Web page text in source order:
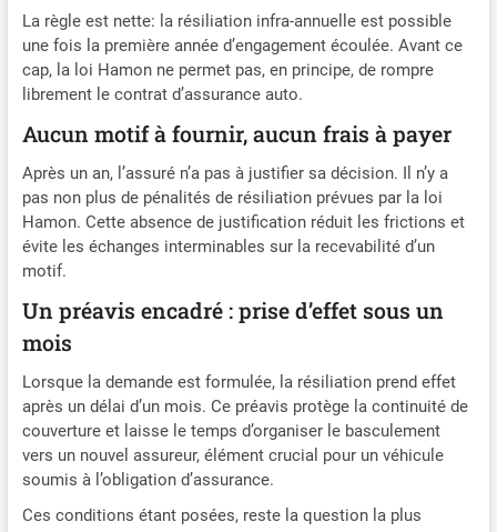
La règle est nette: la résiliation infra-annuelle est possible
une fois la première année d’engagement écoulée. Avant ce
cap, la loi Hamon ne permet pas, en principe, de rompre
librement le contrat d’assurance auto.
Aucun motif à fournir, aucun frais à payer
Après un an, l’assuré n’a pas à justifier sa décision. Il n’y a
pas non plus de pénalités de résiliation prévues par la loi
Hamon. Cette absence de justification réduit les frictions et
évite les échanges interminables sur la recevabilité d’un
motif.
Un préavis encadré : prise d’effet sous un
mois
Lorsque la demande est formulée, la résiliation prend effet
après un délai d’un mois. Ce préavis protège la continuité de
couverture et laisse le temps d’organiser le basculement
vers un nouvel assureur, élément crucial pour un véhicule
soumis à l’obligation d’assurance.
Ces conditions étant posées, reste la question la plus